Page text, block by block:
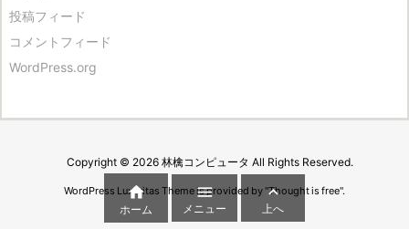
投稿フィード
コメントフィード
WordPress.org
Copyright © 2026 林檎コンピュータ All Rights Reserved.
WordPress Luxeritas Theme is provided by "Thought is free".

ホーム

メニュー

上へ